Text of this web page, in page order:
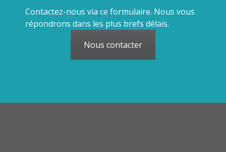
Contactez-nous via ce formulaire. Nous vous
répondrons dans les plus brefs délais.
Nous contacter